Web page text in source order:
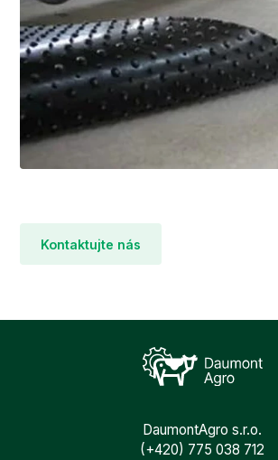
Kontaktujte nás
DaumontAgro s.r.o.
(+420) 775 038 712